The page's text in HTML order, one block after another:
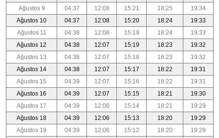
Ağustos 9
04:37 12:08 15:21 18:25
19:34
Ağustos 10
04:37 12:08 15:20 18:24
19:33
Ağustos 11
04:38 12:08 15:19 18:24
19:33
Ağustos 12
04:38 12:07 15:19 18:23
19:32
Ağustos 13
04:38 12:07 15:18 18:23
19:32
Ağustos 14
04:38 12:07 15:17 18:22
19:31
Ağustos 15
04:39 12:07 15:16 18:22
19:31
Ağustos 16
04:39 12:07 15:15 18:21
19:30
Ağustos 17
04:39 12:06 15:14 18:21
19:29
Ağustos 18
04:39 12:06 15:13 18:20
19:29
Ağustos 19
04:39 12:06 15:12 18:20
19:28